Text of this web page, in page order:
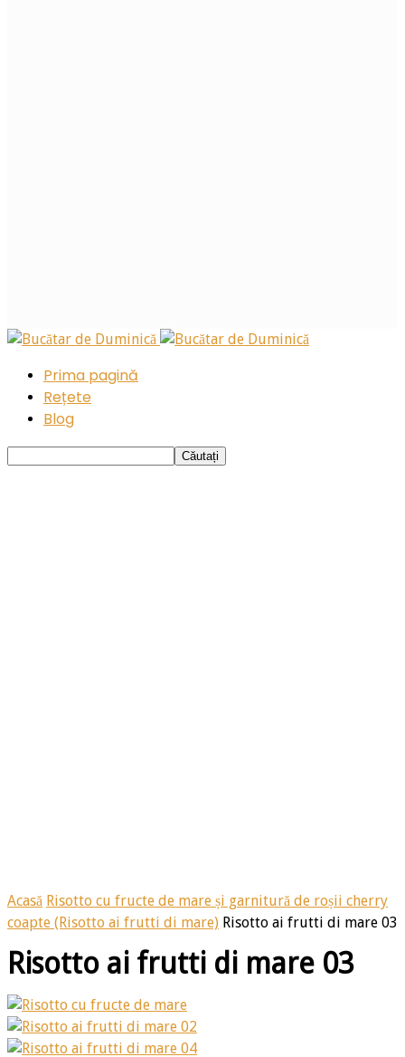
Prima pagină
Rețete
Blog
Acasă Risotto cu fructe de mare și garnitură de roșii cherry
coapte (Risotto ai frutti di mare) Risotto ai frutti di mare 03
Risotto ai frutti di mare 03